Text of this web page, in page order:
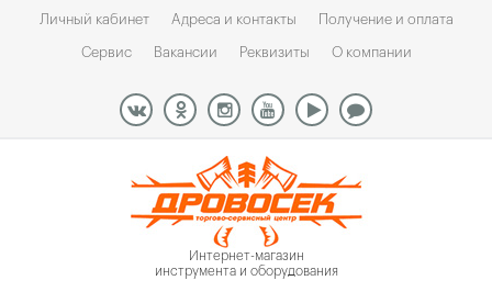
Личный кабинет Адреса и контакты Получение и оплата
Сервис Вакансии Реквизиты О компании
Интернет-магазин
инструмента и оборудования